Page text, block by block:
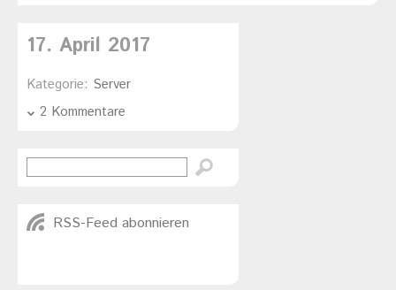
17. April 2017
Kategorie: Server
2 Kommentare
RSS-Feed abonnieren